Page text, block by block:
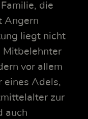
die
Angern
liegt nicht
Mitbelehnter
vor allem
eines Adels,
zur
auch